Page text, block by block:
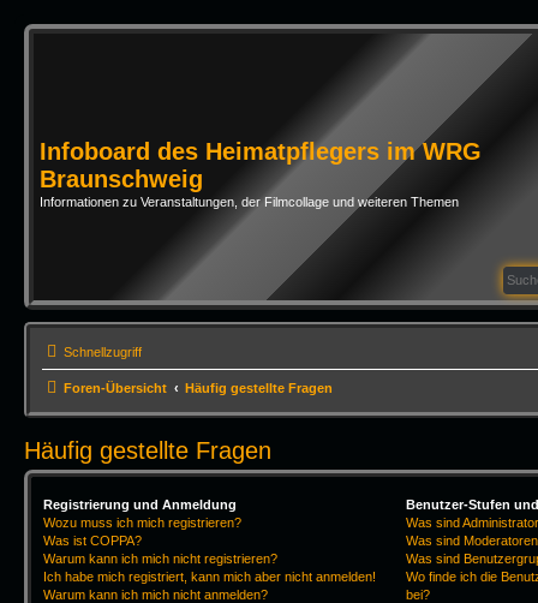
Infoboard des Heimatpflegers im WRG
Braunschweig
Informationen zu Veranstaltungen, der Filmcollage und weiteren Themen
Schnellzugriff
Foren-Übersicht Häufig gestellte Fragen
Häufig gestellte Fragen
Registrierung und Anmeldung
Wozu muss ich mich registrieren?
Was ist COPPA?
Warum kann ich mich nicht registrieren?
Ich habe mich registriert, kann mich aber nicht anmelden!
Warum kann ich mich nicht anmelden?
Benutzer-Stufen
Was sind
Was sind
Was sind
Wo finde ich die
bei?